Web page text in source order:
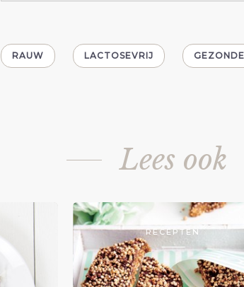
RAUW LACTOSEVRIJ
Lees ook
RECEPTEN